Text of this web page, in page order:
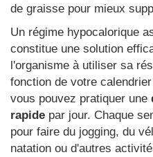
de graisse pour mieux
Un régime hypocalorique
constitue une solution
l'organisme à utiliser sa
fonction de votre
vous pouvez pratiquer une
rapide par jour. Chaque
pour faire du jogging, du
natation ou d'autres